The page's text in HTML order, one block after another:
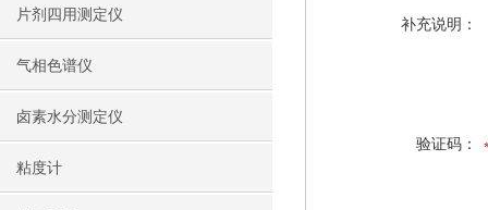
片剂四用测定仪
气相色谱仪
卤素水分测定仪
粘度计
补充说明：
验证码：